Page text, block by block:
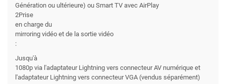
Génération ou ultérieure) ou Smart TV avec AirPlay
2Prise
en charge du
mirroring vidéo et de la sortie vidéo
:
Jusqu'à
1080p via l'adaptateur Lightning vers connecteur AV numérique et
l'adaptateur Lightning vers connecteur VGA (vendus séparément)